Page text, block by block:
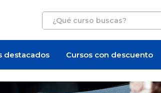
destacados Cursos con descuento